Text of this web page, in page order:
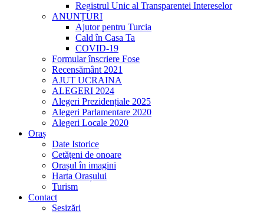
Registrul Unic al Transparentei Intereselor
ANUNȚURI
Ajutor pentru Turcia
Cald în Casa Ta
COVID-19
Formular înscriere Fose
Recensământ 2021
AJUT UCRAINA
ALEGERI 2024
Alegeri Prezidențiale 2025
Alegeri Parlamentare 2020
Alegeri Locale 2020
Oraș
Date Istorice
Cetățeni de onoare
Orașul în imagini
Harta Orașului
Turism
Contact
Sesizări